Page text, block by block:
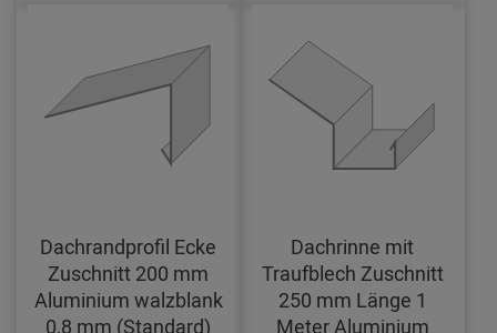
Dachrandprofil Ecke
Zuschnitt 200 mm
Aluminium walzblank
0,8 mm (Standard)
Dachrinne mit
Traufblech Zuschnitt
250 mm Länge 1
Meter Aluminium